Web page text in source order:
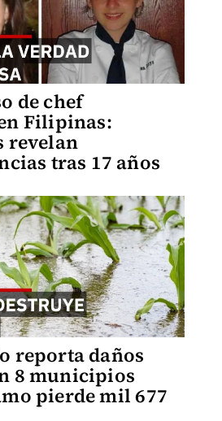
de chef
Filipinas:
revelan
tras 17 años
reporta daños
8 municipios
pierde mil 677